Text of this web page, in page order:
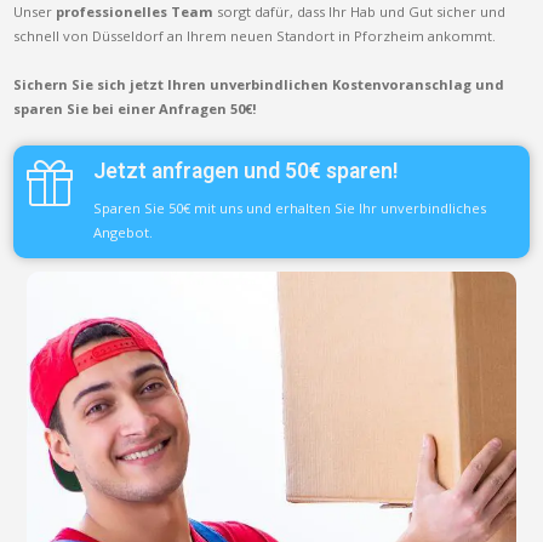
Unser professionelles Team sorgt dafür, dass Ihr Hab und Gut sicher und
schnell von Düsseldorf an Ihrem neuen Standort in Pforzheim ankommt.
Sichern Sie sich jetzt Ihren unverbindlichen Kostenvoranschlag und
sparen Sie bei einer Anfragen 50€!
Jetzt anfragen und 50€ sparen!
Sparen Sie 50€ mit uns und erhalten Sie Ihr unverbindliches
Angebot.